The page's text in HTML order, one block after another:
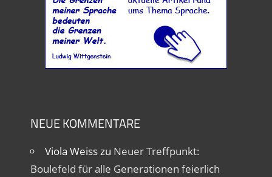
NEUE KOMMENTARE
Viola Weisszu Neuer Treffpunkt:
Boulefeld für alle Generationen feierlich